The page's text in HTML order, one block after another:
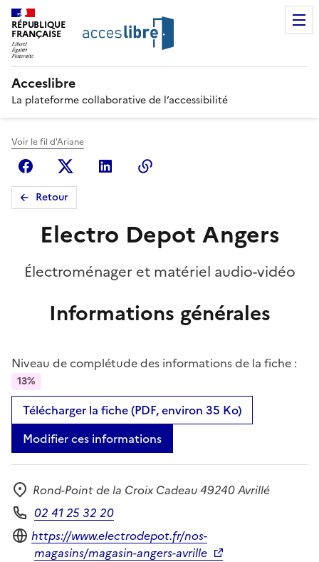
RÉPUBLIQUE
FRANÇAISE
Acceslibre
La plateforme collaborative de l’accessibilité
Voir le fil d'Ariane
FacebookX (anciennement Twitter)
Linkedin
Retour
Electro Depot Angers
Électroménager et matériel audio-vidéo
Informations générales
Niveau de complétude des informations de la fiche :
13%
Télécharger la fiche (PDF, environ 35 Ko)
Modifier ces informations
Adresse
Rond-Point de la Croix Cadeau 49240 Avrillé
Téléphone
02 41 25 32 20
Site internet
https://www.electrodepot.fr/nos-
magasins/magasin-angers-avrille